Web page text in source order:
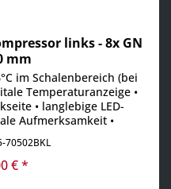
links - 8x GN
mm
im Schalenbereich (bei
Temperaturanzeige •
• langlebige LED-
Aufmerksamkeit •
Glas • aufklappbare
GN-Behälter
70502BKL
€ *